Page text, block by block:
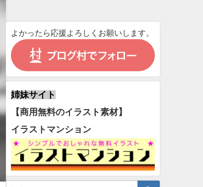
よかったら応援よろしくお願いします。
姉妹サイト
【商用無料のイラスト素材】
イラストマンション